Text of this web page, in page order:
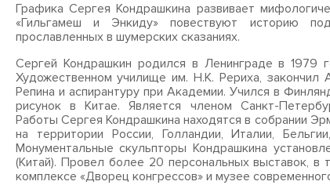
Графика Сергея Кондрашкина развивает
«Гильгамеш и Энкиду» повествуют историю
прославленных в шумерских сказаниях.
Сергей Кондрашкин родился в Ленинграде в 1979
Художественном училище им. Н.К. Рериха,
Репина и аспирантуру при Академии. Учился в
рисунок в Китае. Является членом Санкт-
Работы Сергея Кондрашкина находятся в собрании
на территории России, Голландии, Италии,
Монументальные скульпторы Кондрашкина
(Китай). Провел более 20 персональных выставок, в
комплексе «Дворец конгрессов» и музее